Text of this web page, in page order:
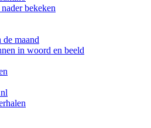
bekeken
maand
in woord en beeld